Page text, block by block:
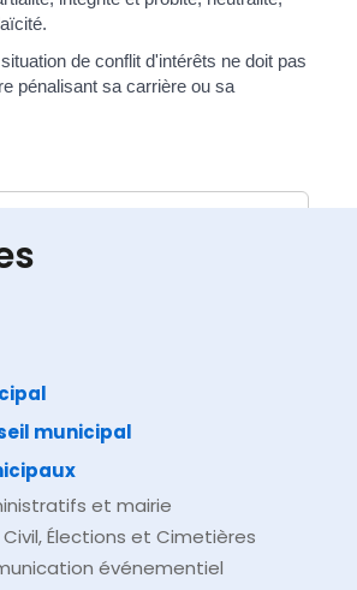
de conflit d'intérêts ne doit pas
pénalisant sa carrière ou sa
et administrative
municipal
et mairie
Élections et Cimetières
événementiel